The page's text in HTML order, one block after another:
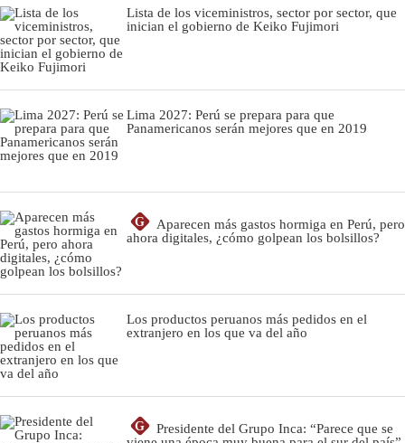
Lista de los viceministros, sector por sector, que
inician el gobierno de Keiko Fujimori
Lima 2027: Perú se prepara para que
Panamericanos serán mejores que en 2019
G
Aparecen más gastos hormiga en Perú, pero
ahora digitales, ¿cómo golpean los bolsillos?
Los productos peruanos más pedidos en el
extranjero en los que va del año
G
Presidente del Grupo Inca: “Parece que se